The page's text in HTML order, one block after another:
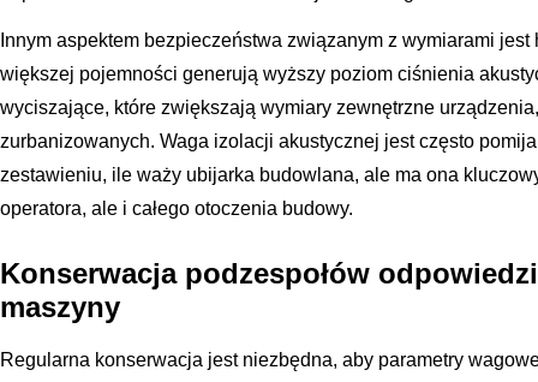
Innym aspektem bezpieczeństwa związanym z wymiarami
większej pojemności generują wyższy poziom ciśnienia
wyciszające, które zwiększają wymiary zewnętrzne
zurbanizowanych. Waga izolacji akustycznej jest często
zestawieniu, ile waży ubijarka budowlana, ale ma ona
operatora, ale i całego otoczenia budowy.
Konserwacja podzespołów
maszyny
Regularna konserwacja jest niezbędna, aby parametry